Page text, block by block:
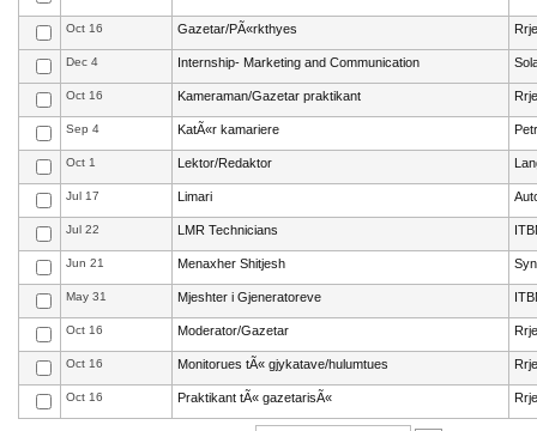
Oct 16 Gazetar/PÃ«rkthyes
Dec 4 Internship- Marketing and Communication
Oct 16 Kameraman/Gazetar praktikant
Sep 4 KatÃ«r kamariere
Oct 1 Lektor/Redaktor
Jul 17 Limari
Jul 22 LMR Technicians
Jun 21 Menaxher Shitjesh
May 31 Mjeshter i Gjeneratoreve
Oct 16 Moderator/Gazetar
Oct 16 Monitorues tÃ« gjykatave/hulumtues
Oct 16 Praktikant tÃ« gazetarisÃ«